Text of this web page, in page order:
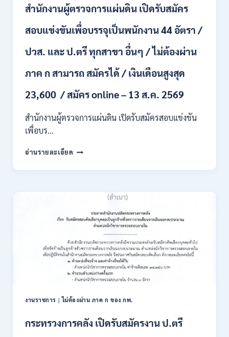
ชั่วคราว
หลาย
อัตรา
/
ป.ตรี
หลาย
+
เงิน
สูงสุด
15
2569
สำนักงานผู้ตรวจการแผ่นดิน เปิดรับสมัคร
สอบแข่งขันเพื่อบรรจุเป็นพนักงาน 44 อัตรา /
ปวส. และ ป.ตรี ทุกสาขา อื่นๆ / ไม่ต้องผ่าน
ภาค ก สามารถ สมัครได้ / เงินเดือนสูงสุด
23,600 / สมัคร online – 13 ส.ค. 2569
สำนักงานผู้ตรวจการแผ่นดิน เปิดรับสมัครสอบแข่งขัน
เพื่อบร…
อ่านรายละเอียด สำนักงาน
ตรวจ
แผ่น
รับ
สอบ
แข่งขัน
เพื่อ
บรรจุ
เป็น
44
/
งานราชการ |ไม่ต้องผ่าน ภาค ก ของ กพ.
กระทรวงการคลัง เปิดรับสมัครงาน ป.ตรี